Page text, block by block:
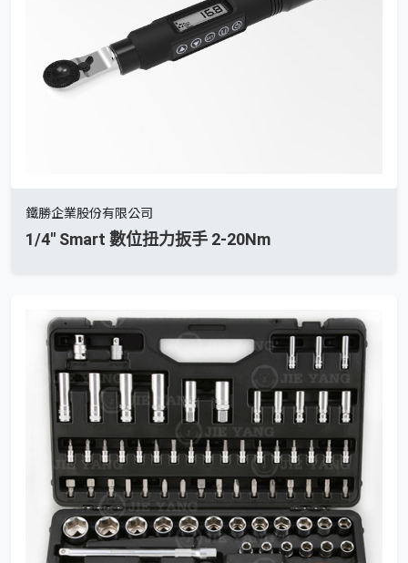
鐵勝企業股份有限公司
1/4'' Smart 數位扭力扳手 2-20Nm